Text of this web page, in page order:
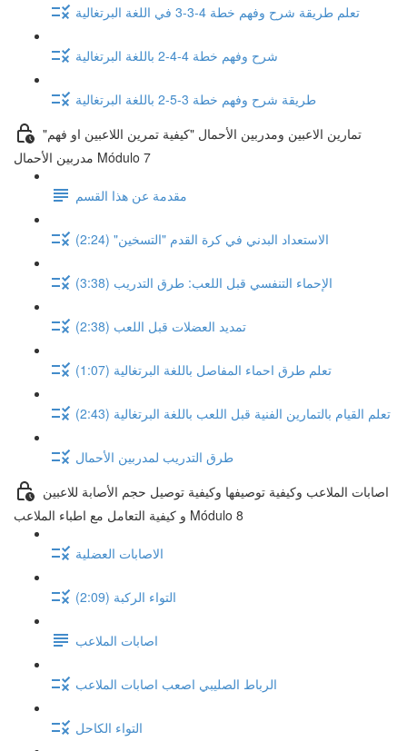
تعلم طريقة شرح وفهم خطة 4-3-3 في اللغة البرتغالية
شرح وفهم خطة 4-4-2 باللغة البرتغالية
طريقة شرح وفهم خطة 3-5-2 باللغة البرتغالية
"تمارين الاعبين ومدربين الأحمال "كيفية تمرين اللاعبين او فهم
مدربين الأحمال Módulo 7
مقدمة عن هذا القسم
الاستعداد البدني في كرة القدم "التسخين" (2:24)
الإحماء التنفسي قبل اللعب: طرق التدريب (3:38)
تمديد العضلات قبل اللعب (2:38)
تعلم طرق احماء المفاصل باللغة البرتغالية (1:07)
تعلم القيام بالتمارين الفنية قبل اللعب باللغة البرتغالية (2:43)
طرق التدريب لمدربين الأحمال
اصابات الملاعب وكيفية توصيفها وكيفية توصيل حجم الأصابة للاعبين
و كيفية التعامل مع اطباء الملاعب Módulo 8
الاصابات العضلية
التواء الركبة (2:09)
اصابات الملاعب
الرباط الصليبي اصعب اصابات الملاعب
التواء الكاحل